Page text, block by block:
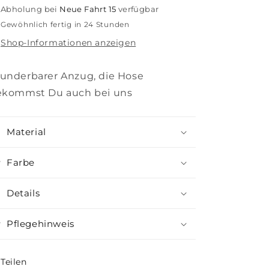
Abholung bei Neue Fahrt 15 verfügbar
Gewöhnlich fertig in 24 Stunden
Shop-Informationen anzeigen
Anzug, die Hose
Du auch bei uns
Material
Farbe
Details
Pflegehinweis
Teilen